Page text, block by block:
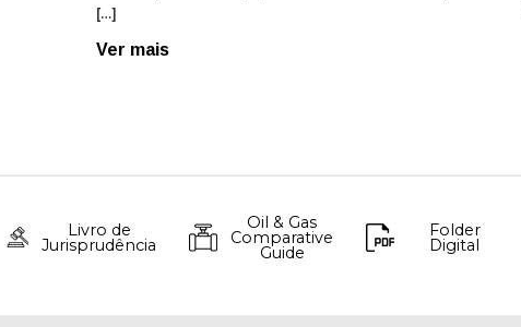
[…]
Ver mais
Livro de
Jurisprudência
Oil & Gas
Comparative
Guide
Folder
Digital